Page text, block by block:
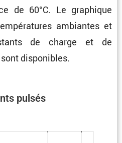
de 60°C. Le graphique
ambiantes et
de charge et de
disponibles.
pulsés